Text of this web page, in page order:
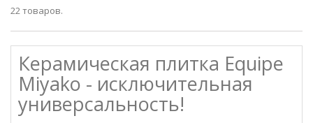
22 товаров.
Керамическая плитка Equipe
Miyako - исключительная
универсальность!